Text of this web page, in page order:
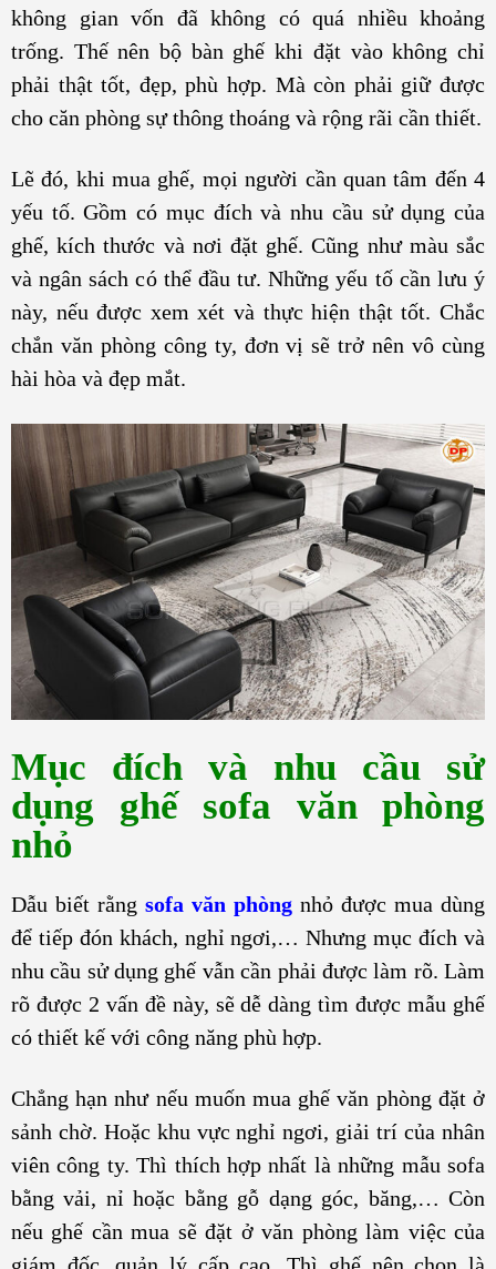
không gian vốn đã không có quá nhiều khoảng
trống. Thế nên bộ bàn ghế khi đặt vào không chỉ
phải thật tốt, đẹp, phù hợp. Mà còn phải giữ được
cho căn phòng sự thông thoáng và rộng rãi cần thiết.
Lẽ đó, khi mua ghế, mọi người cần quan tâm đến 4
yếu tố. Gồm có mục đích và nhu cầu sử dụng của
ghế, kích thước và nơi đặt ghế. Cũng như màu sắc
và ngân sách có thể đầu tư. Những yếu tố cần lưu ý
này, nếu được xem xét và thực hiện thật tốt. Chắc
chắn văn phòng công ty, đơn vị sẽ trở nên vô cùng
hài hòa và đẹp mắt.
Mục đích và nhu cầu sử
dụng ghế sofa văn phòng
nhỏ
Dẫu biết rằng sofa văn phòng nhỏ được mua dùng
để tiếp đón khách, nghỉ ngơi,… Nhưng mục đích và
nhu cầu sử dụng ghế vẫn cần phải được làm rõ. Làm
rõ được 2 vấn đề này, sẽ dễ dàng tìm được mẫu ghế
có thiết kế với công năng phù hợp.
Chẳng hạn như nếu muốn mua ghế văn phòng đặt ở
sảnh chờ. Hoặc khu vực nghỉ ngơi, giải trí của nhân
viên công ty. Thì thích hợp nhất là những mẫu sofa
bằng vải, nỉ hoặc bằng gỗ dạng góc, băng,… Còn
nếu ghế cần mua sẽ đặt ở văn phòng làm việc của